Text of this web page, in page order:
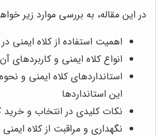
در این مقاله، به بررسی موارد زیر
اهمیت استفاده از کلاه
انواع کلاه ایمنی و کاربردهای
استانداردهای کلاه ایمنی و
این استانداردها
نکات کلیدی در انتخاب و خرید
نگهداری و مراقبت از کلاه ایمنی